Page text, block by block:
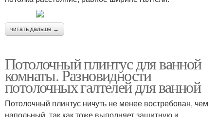
читать дальше →
Потолочный плинтус для ванной
комнаты. Разновидности
потолочных галтелей для ванной
Потолочный плинтус ничуть не менее востребован, чем